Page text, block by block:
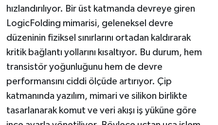
hızlandırılıyor. Bir üst katmanda devreye giren
LogicFolding mimarisi, geleneksel devre
düzeninin fiziksel sınırlarını ortadan kaldırarak
kritik bağlantı yollarını kısaltıyor. Bu durum, hem
transistör yoğunluğunu hem de devre
performansını ciddi ölçüde artırıyor. Çip
katmanında yazılım, mimari ve silikon birlikte
tasarlanarak komut ve veri akışı iş yüküne göre